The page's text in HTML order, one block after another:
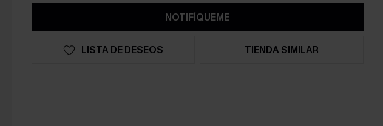
NOTIFÍQUEME
LISTA DE DESEOS TIENDA SIMILAR